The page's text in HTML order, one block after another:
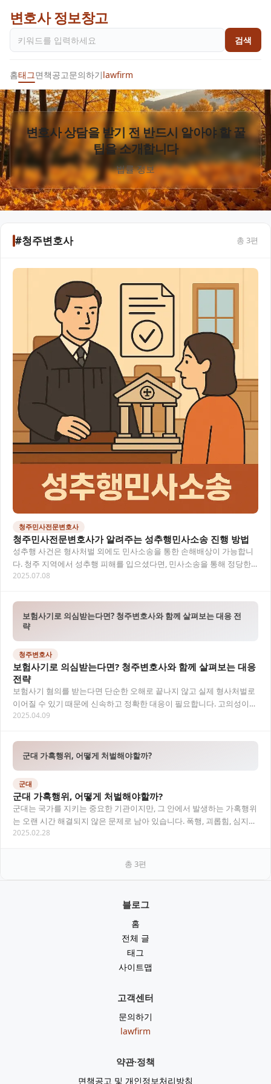
변호사 정보창고
검색
홈태그면책공고문의하기lawfirm
변호사 상담을 받기 전 반드시 알아야 할 꿀
팁을 소개합니다
법률 정보
#청주변호사 총 3편
청주민사전문변호사
청주민사전문변호사가 알려주는 성추행민사소송 진행 방법
성추행 사건은 형사처벌 외에도 민사소송을 통한 손해배상이 가능합니
다. 청주 지역에서 성추행 피해를 입으셨다면, 민사소송을 통해 정당한
보상을 받을 수 있는 방법을 알아보세요. 이…
2025.07.08
보험사기로 의심받는다면? 청주변호사와 함께 살펴보는 대응 전
략
청주변호사
보험사기로 의심받는다면? 청주변호사와 함께 살펴보는 대응
전략
보험사기 혐의를 받는다면 단순한 오해로 끝나지 않고 실제 형사처벌로
이어질 수 있기 때문에 신속하고 정확한 대응이 필요합니다. 고의성이
핵심 쟁점인 만큼, 청주변호사와의 법률상담을…
2025.04.09
군대 가혹행위, 어떻게 처벌해야할까?
군대
군대 가혹행위, 어떻게 처벌해야할까?
군대는 국가를 지키는 중요한 기관이지만, 그 안에서 발생하는 가혹행위
는 오랜 시간 해결되지 않은 문제로 남아 있습니다. 폭행, 괴롭힘, 심지어
생명을 위협하는 사건까지, 군대 내…
2025.02.28
총 3편
블로그
홈
전체 글
태그
사이트맵
고객센터
문의하기
lawfirm
약관·정책
면책공고 및 개인정보처리방침